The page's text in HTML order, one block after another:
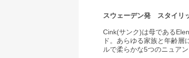
スウェーデン発 スタイリ
Cink(サンク)は母である
ド。あらゆる家族と年齢
ルで柔らかな5つのニュア